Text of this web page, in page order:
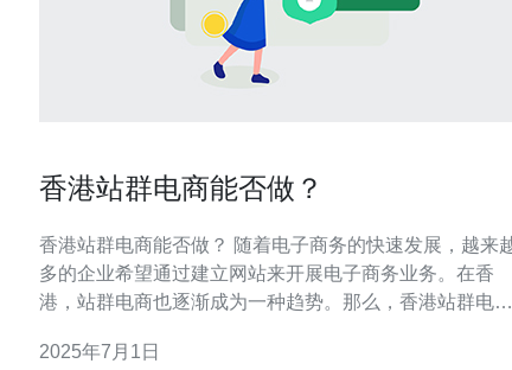
香港站群电商能否做？
香港站群电商能否做？ 随着电子商务的快速发展，越来越
多的企业希望通过建立网站来开展电子商务业务。在香
港，站群电商也逐渐成为一种趋势。那么，香港站群电商
充分利用香港作为国际金融中心的优势，吸引更多海外客
2025年7月1日